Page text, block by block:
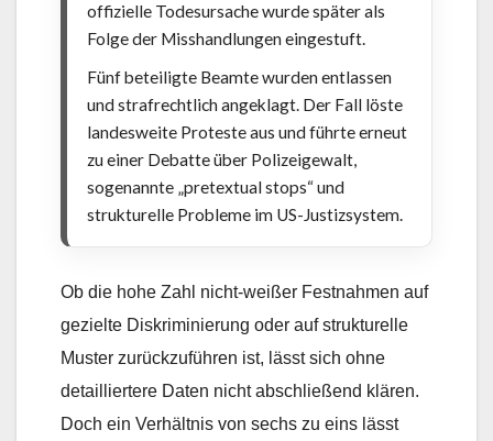
offizielle Todesursache wurde später als
Folge der Misshandlungen eingestuft.
Fünf beteiligte Beamte wurden entlassen
und strafrechtlich angeklagt. Der Fall löste
landesweite Proteste aus und führte erneut
zu einer Debatte über Polizeigewalt,
sogenannte „pretextual stops“ und
strukturelle Probleme im US-Justizsystem.
Ob die hohe Zahl nicht-weißer Festnahmen auf
gezielte Diskriminierung oder auf strukturelle
Muster zurückzuführen ist, lässt sich ohne
detailliertere Daten nicht abschließend klären.
Doch ein Verhältnis von sechs zu eins lässt